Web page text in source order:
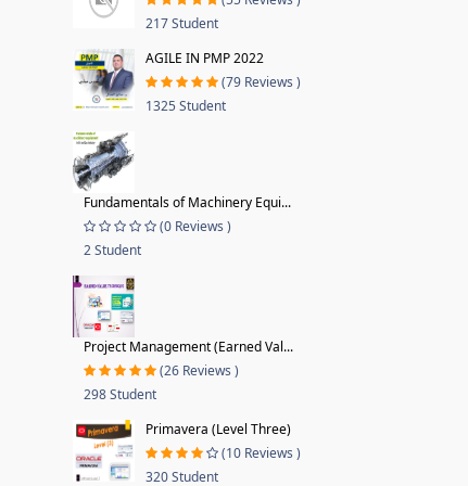
217 Student
AGILE IN PMP 2022
(79 Reviews )
1325 Student
Fundamentals of Machinery Equi...
(0 Reviews )
2 Student
Project Management (Earned Val...
(26 Reviews )
298 Student
Primavera (Level Three)
(10 Reviews )
320 Student